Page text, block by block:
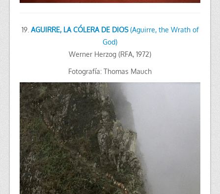
19. AGUIRRE, LA CÓLERA DE DIOS(Aguirre, the Wrath of
God)
Werner Herzog (RFA, 1972)
Fotografía: Thomas Mauch